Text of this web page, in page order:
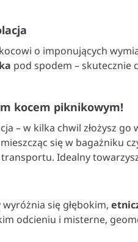
o imponujących
pod spodem – skutecznie
kocem piknikowym!
– w kilka chwil złożysz go
się w bagażniku
Idealny
się głębokim,
odcieniu i misterne,